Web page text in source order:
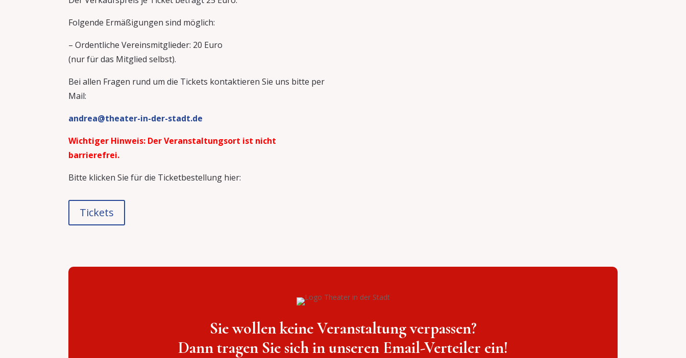
Folgende Ermäßigungen sind möglich:
– Ordentliche Vereinsmitglieder: 20 Euro
(nur für das Mitglied selbst).
Bei allen Fragen rund um die Tickets kontaktieren Sie uns bitte per
Mail:
andrea@theater-in-der-stadt.de
Wichtiger Hinweis: Der Veranstaltungsort ist nicht
barrierefrei.
Bitte klicken Sie für die Ticketbestellung hier:
Tickets
Sie wollen keine Veranstaltung verpassen?
Dann tragen Sie sich in unseren Email-Verteiler ein!